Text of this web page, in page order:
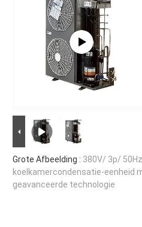
Grote Afbeelding : 380V/ 3p/ 50Hz
koelkamercondensatie-eenheid
geavanceerde technologie